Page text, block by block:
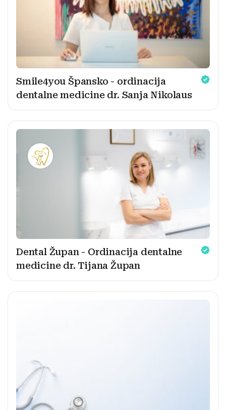
Smile4you Špansko - ordinacija
dentalne medicine dr. Sanja Nikolaus
Dental Župan - Ordinacija dentalne
medicine dr. Tijana Župan